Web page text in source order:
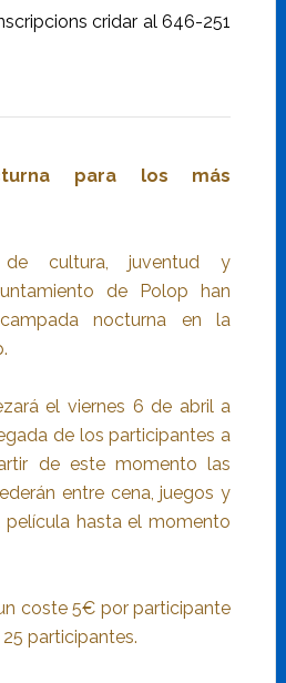
cridar al 646-251
para los más
de cultura, juventud y
de Polop han
nocturna en la
el viernes 6 de abril a
de los participantes a
de este momento las
entre cena, juegos y
hasta el momento
coste 5€ por participante
participantes.